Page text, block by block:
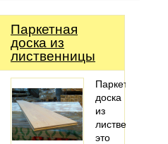
Паркетная
доска из
лиственницы
Паркетная
доска
из
лиственницы
это